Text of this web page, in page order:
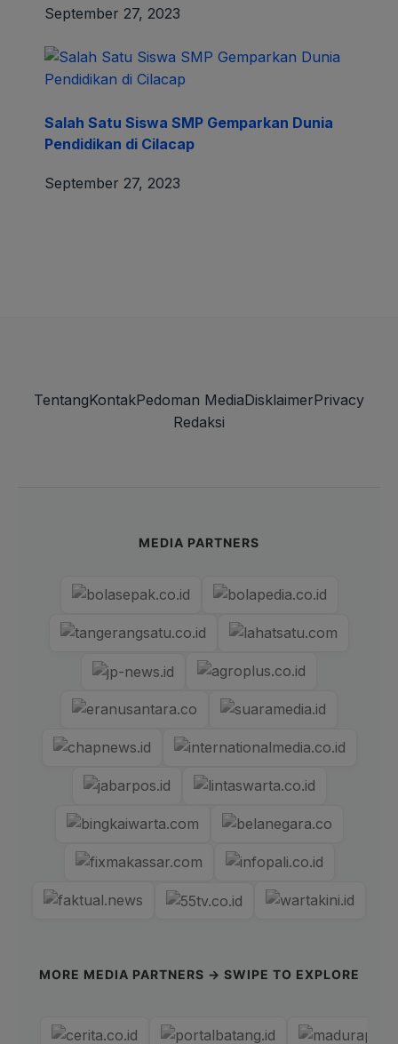
September 27, 2023
Salah Satu Siswa SMP Gemparkan Dunia
Pendidikan di Cilacap
September 27, 2023
TentangKontakPedoman MediaDisklaimerPrivacy
Redaksi
MEDIA PARTNERS
MORE MEDIA PARTNERS → SWIPE TO EXPLORE